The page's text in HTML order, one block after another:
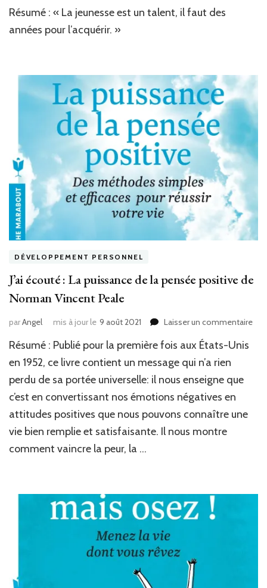
Résumé : « La jeunesse est un talent, il faut des
années pour l’acquérir. »
DÉVELOPPEMENT PERSONNEL
J’ai écouté : La puissance de la pensée positive de
Norman Vincent Peale
parAngel mis à jour le 9 août 2021 Laisser un commentairesur
Résumé : Publié pour la première fois aux États-Unis
en 1952, ce livre contient un message qui n’a rien
perdu de sa portée universelle: il nous enseigne que
c’est en convertissant nos émotions négatives en
attitudes positives que nous pouvons connaître une
vie bien remplie et satisfaisante. Il nous montre
comment vaincre la peur, la …